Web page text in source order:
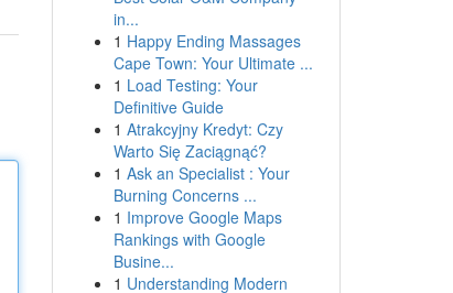
in...
1 Happy Ending Massages
Cape Town: Your Ultimate ...
1 Load Testing: Your
Definitive Guide
1 Atrakcyjny Kredyt: Czy
Warto Się Zaciągnąć?
1 Ask an Specialist : Your
Burning Concerns ...
1 Improve Google Maps
Rankings with Google
Busine...
1 Understanding Modern